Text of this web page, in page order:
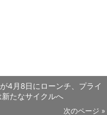
4月8日にローンチ、プライ
たなサイクルへ
次のページ »